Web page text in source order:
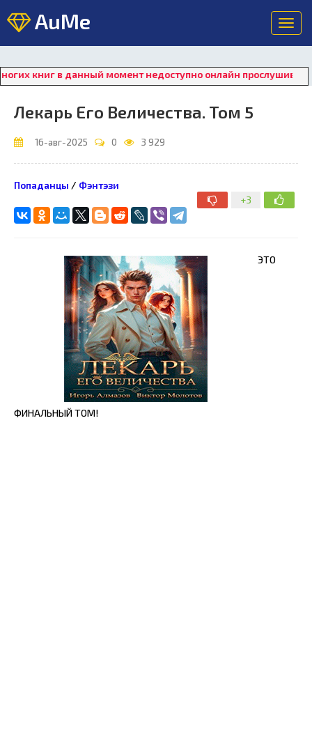
AuMe
в данный момент недоступно онлайн прослушивание. Для
Лекарь Его Величества. Том 5
16-авг-2025 0 3 929
+3
Попаданцы / Фэнтэзи
ЭТО
ФИНАЛЬНЫЙ ТОМ!